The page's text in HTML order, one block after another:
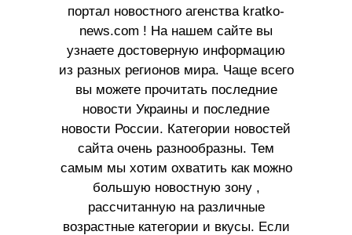
портал новостного агенства kratko-
news.com ! На нашем сайте вы
узнаете достоверную информацию
из разных регионов мира. Чаще всего
вы можете прочитать последние
новости Украины и последние
новости России. Категории новостей
сайта очень разнообразны. Тем
самым мы хотим охватить как можно
большую новостную зону ,
рассчитанную на различные
возрастные категории и вкусы. Если